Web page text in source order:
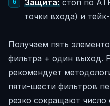
Защита:стоп по
точки входа) и
Получаем пять
фильтра + один выход.
рекомендует
пяти-шести фильтров
резко сокращают число